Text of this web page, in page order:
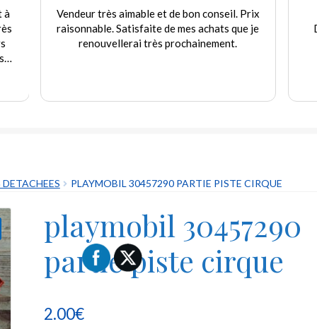
à
Vendeur très aimable et de bon conseil. Prix
raisonnable. Satisfaite de mes achats que je
renouvellerai très prochainement.
PLAYMOBIL 30457290 PARTIE PISTE CIRQUE
playmobil 30457290
partie piste cirque
2.00€